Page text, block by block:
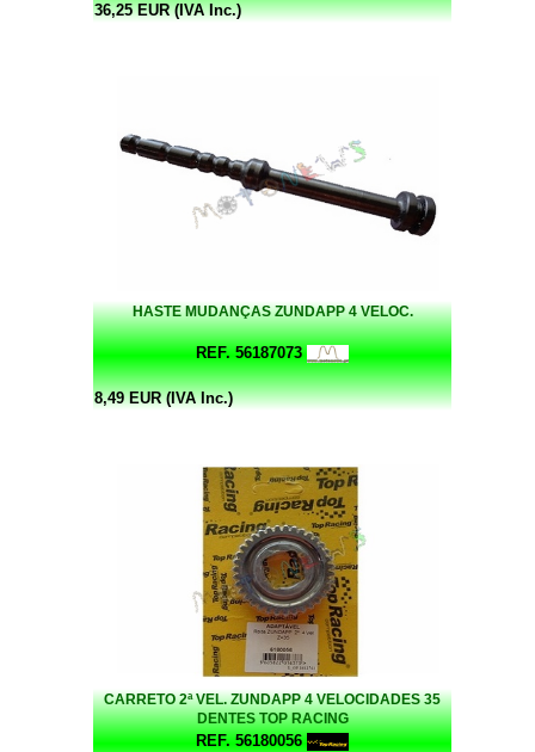
36,25 EUR (IVA Inc.)
HASTE MUDANÇAS ZUNDAPP 4 VELOC.
REF. 56187073
8,49 EUR (IVA Inc.)
CARRETO 2ª VEL. ZUNDAPP 4 VELOCIDADES 35
DENTES TOP RACING
REF. 56180056